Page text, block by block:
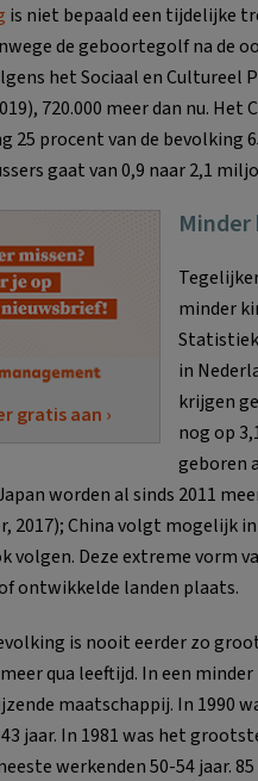
is niet bepaald een tijdelijke
de geboortegolf na de
het Sociaal en Cultureel
720.000 meer dan nu. Het
25 procent van de bevolking
gaat van 0,9 naar 2,1
gratis aan ›
minder
in
krijgen
nog op
geboren
worden al sinds 2011
2017); China volgt mogelijk
volgen. Deze extreme vorm
ontwikkelde landen plaats.
is nooit eerder zo
qua leeftijd. In een
maatschappij. In 1990
jaar. In 1981 was het
werkenden 50-54 jaar.